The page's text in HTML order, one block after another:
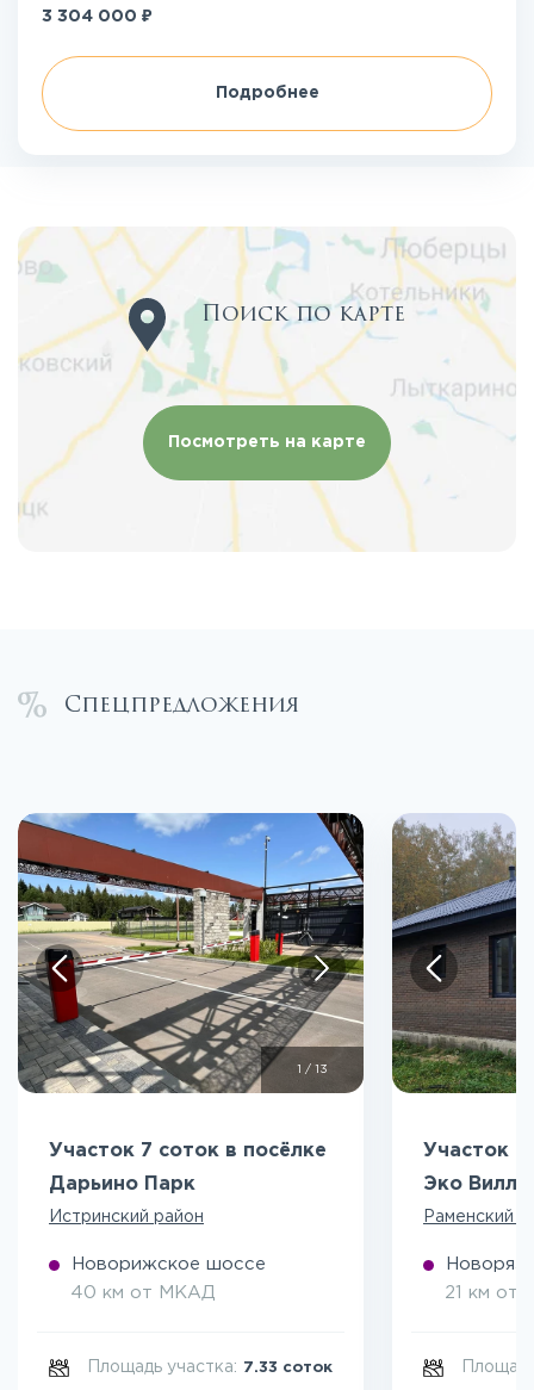
3 304 000 ₽
Подробнее
Поиск по карте
Посмотреть на карте
Спецпредложения
/ 13
Участок 7 соток в посёлке
Дарьино Парк
Истринский район
Новорижское шоссе
40 км от МКАД
Площадь участка: 7.33 соток
Участок 5
Эко
Раменский
21 км от